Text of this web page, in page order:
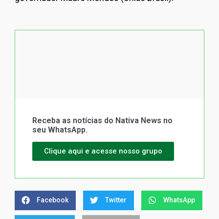
Receba as notícias do Nativa News no
seu WhatsApp.
Clique aqui e acesse nosso grupo
Facebook Twitter WhatsApp